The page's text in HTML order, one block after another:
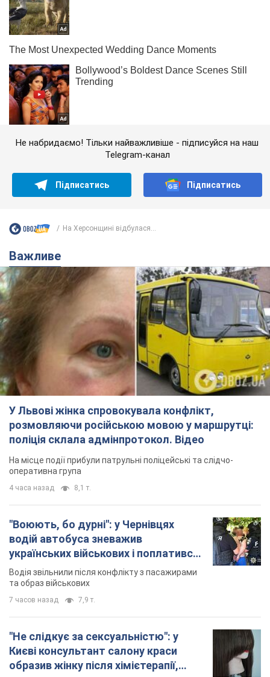
Не набридаємо! Тільки найважливіше - підписуйся на наш
Telegram-канал
Підписатись Підписатись
На Херсонщині відбулася...
Важливе
У Львові жінка спровокувала конфлікт,
розмовляючи російською мовою у маршрутці:
поліція склала адмінпротокол. Відео
На місце події прибули патрульні поліцейські та слідчо-
оперативна група
4 часа назад 8,1 т.
"Воюють, бо дурні": у Чернівцях
водій автобуса зневажив
українських військових і поплатився.
Відео
Водія звільнили після конфлікту з пасажирами
та образ військових
7 часов назад 7,9 т.
"Не слідкує за сексуальністю": у
Києві консультант салону краси
образив жінку після хімієтерапії,